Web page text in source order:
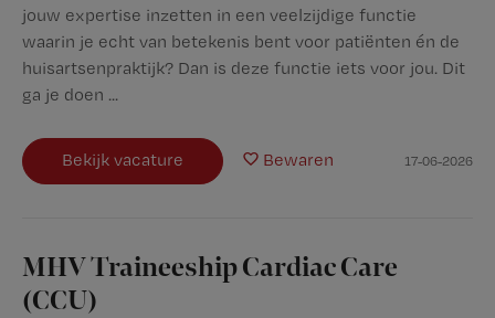
jouw expertise inzetten in een veelzijdige functie
waarin je echt van betekenis bent voor patiënten én de
huisartsenpraktijk? Dan is deze functie iets voor jou. Dit
ga je doen ...
Bekijk vacature Bewaren 17-06-2026
MHV Traineeship Cardiac Care
(CCU)